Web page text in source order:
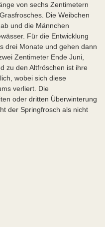
von sechs Zentimetern
Die Weibchen
und die Männchen
Für die Entwicklung
drei Monate und gehen dann
Zentimeter Ende Juni,
zu den Altfröschen ist ihre
wobei sich diese
verliert. Die
oder dritten Überwinterung
der Springfrosch als nicht